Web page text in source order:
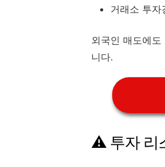
거래소 투자
외국인 매도에
니다.
⚠️ 투자 리